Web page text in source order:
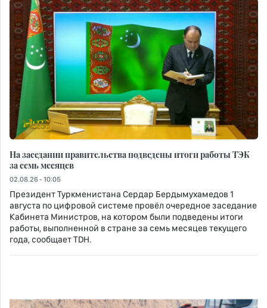
На заседании правительства подведены итоги работы ТЭК
за семь месяцев
02.08.26 - 10:05
Президент Туркменистана Сердар Бердымухамедов 1
августа по цифровой системе провёл очередное заседание
Кабинета Министров, на котором были подведены итоги
работы, выполненной в стране за семь месяцев текущего
года, сообщает TDH.